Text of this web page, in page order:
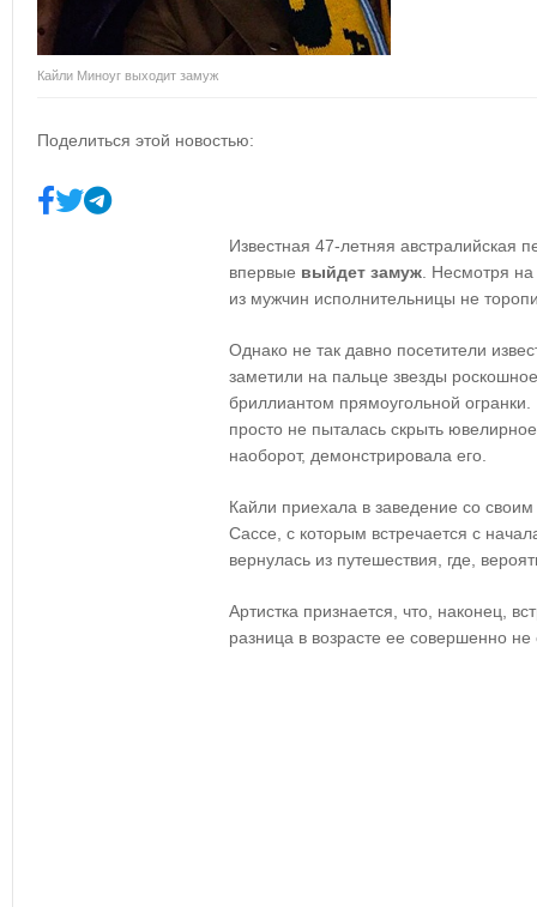
Кайли Миноуг выходит замуж
Поделиться этой новостью:
Известная 47-летняя австралийская
впервые выйдет замуж . Несмотря
из мужчин исполнительницы не
Однако не так давно посетители
заметили на пальце звезды
бриллиантом прямоугольной
просто не пыталась скрыть
наоборот, демонстрировала его.
Кайли приехала в заведение со
Сассе, с которым встречается с
вернулась из путешествия, где,
Артистка признается, что, наконец,
разница в возрасте ее совершенно